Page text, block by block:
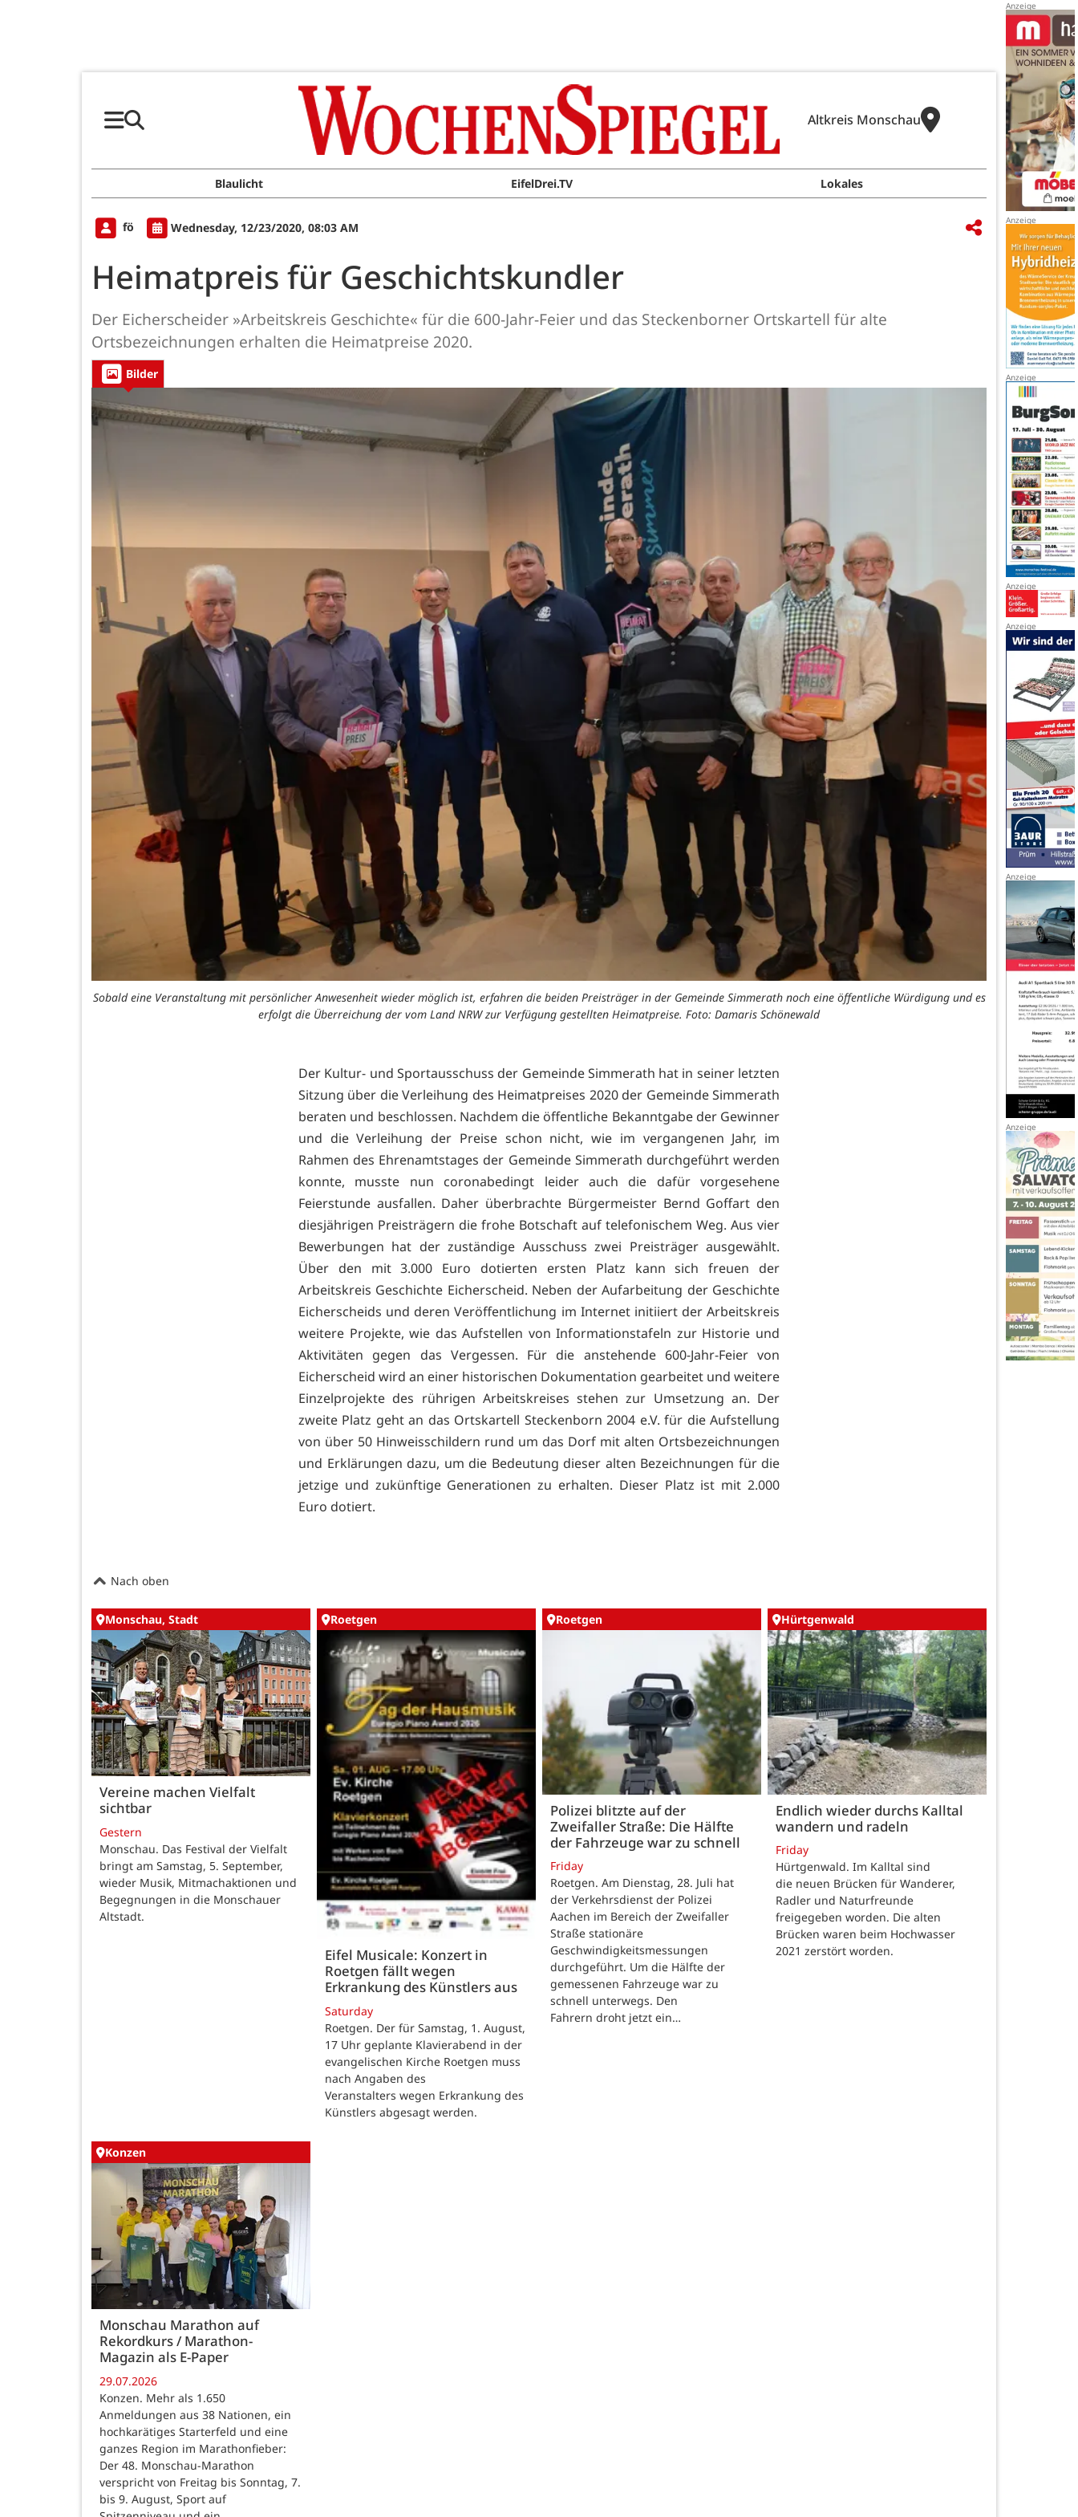
Altkreis Monschau
Blaulicht EifelDrei.TV Lokales
fö Wednesday, 12/23/2020, 08:03 AM
Heimatpreis für Geschichtskundler
Der Eicherscheider »Arbeitskreis Geschichte« für die 600-Jahr-Feier und das Steckenborner Ortskartell für alte
Ortsbezeichnungen erhalten die Heimatpreise 2020.
Bilder
Sobald eine Veranstaltung mit persönlicher Anwesenheit wieder möglich ist, erfahren die beiden Preisträger in der Gemeinde Simmerath noch eine öffentliche Würdigung und es
erfolgt die Überreichung der vom Land NRW zur Verfügung gestellten Heimatpreise. Foto: Damaris Schönewald
Der Kultur- und Sportausschuss der Gemeinde Simmerath hat in seiner letzten
Sitzung über die Verleihung des Heimatpreises 2020 der Gemeinde Simmerath
beraten und beschlossen. Nachdem die öffentliche Bekanntgabe der Gewinner
und die Verleihung der Preise schon nicht, wie im vergangenen Jahr, im
Rahmen des Ehrenamtstages der Gemeinde Simmerath durchgeführt werden
konnte, musste nun coronabedingt leider auch die dafür vorgesehene
Feierstunde ausfallen. Daher überbrachte Bürgermeister Bernd Goffart den
diesjährigen Preisträgern die frohe Botschaft auf telefonischem Weg. Aus vier
Bewerbungen hat der zuständige Ausschuss zwei Preisträger ausgewählt.
Über den mit 3.000 Euro dotierten ersten Platz kann sich freuen der
Arbeitskreis Geschichte Eicherscheid. Neben der Aufarbeitung der Geschichte
Eicherscheids und deren Veröffentlichung im Internet initiiert der Arbeitskreis
weitere Projekte, wie das Aufstellen von Informationstafeln zur Historie und
Aktivitäten gegen das Vergessen. Für die anstehende 600-Jahr-Feier von
Eicherscheid wird an einer historischen Dokumentation gearbeitet und weitere
Einzelprojekte des rührigen Arbeitskreises stehen zur Umsetzung an. Der
zweite Platz geht an das Ortskartell Steckenborn 2004 e.V. für die Aufstellung
von über 50 Hinweisschildern rund um das Dorf mit alten Ortsbezeichnungen
und Erklärungen dazu, um die Bedeutung dieser alten Bezeichnungen für die
jetzige und zukünftige Generationen zu erhalten. Dieser Platz ist mit 2.000
Euro dotiert.
Nach oben
Monschau, Stadt
Vereine machen Vielfalt
sichtbar
Gestern
Monschau. Das Festival der Vielfalt
bringt am Samstag, 5. September,
wieder Musik, Mitmachaktionen und
Begegnungen in die Monschauer
Altstadt.
Roetgen
Eifel Musicale: Konzert in
Roetgen fällt wegen
Erkrankung des Künstlers aus
Saturday
Roetgen. Der für Samstag, 1. August,
17 Uhr geplante Klavierabend in der
evangelischen Kirche Roetgen muss
nach Angaben des
Veranstalters wegen Erkrankung des
Künstlers abgesagt werden.
Roetgen
Polizei blitzte auf der
Zweifaller Straße: Die Hälfte
der Fahrzeuge war zu schnell
Friday
Roetgen. Am Dienstag, 28. Juli hat
der Verkehrsdienst der Polizei
Aachen im Bereich der Zweifaller
Straße stationäre
Geschwindigkeitsmessungen
durchgeführt. Um die Hälfte der
gemessenen Fahrzeuge war zu
schnell unterwegs. Den
Fahrern droht jetzt ein…
Hürtgenwald
Endlich wieder durchs Kalltal
wandern und radeln
Friday
Hürtgenwald. Im Kalltal sind
die neuen Brücken für Wanderer,
Radler und Naturfreunde
freigegeben worden. Die alten
Brücken waren beim Hochwasser
2021 zerstört worden.
Konzen
Monschau Marathon auf
Rekordkurs / Marathon-
Magazin als E-Paper
29.07.2026
Konzen. Mehr als 1.650
Anmeldungen aus 38 Nationen, ein
hochkarätiges Starterfeld und eine
ganzes Region im Marathonfieber:
Der 48. Monschau-Marathon
verspricht von Freitag bis Sonntag, 7.
bis 9. August, Sport auf